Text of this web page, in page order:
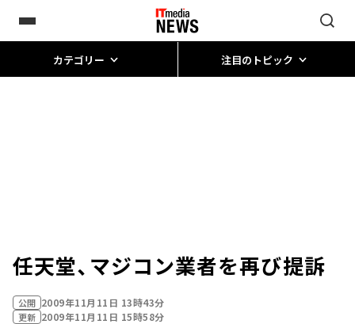
カテゴリー 注目のトピック
任天堂、マジコン業者を再び提訴
公開 2009年11月11日 13時43分
更新 2009年11月11日 15時58分